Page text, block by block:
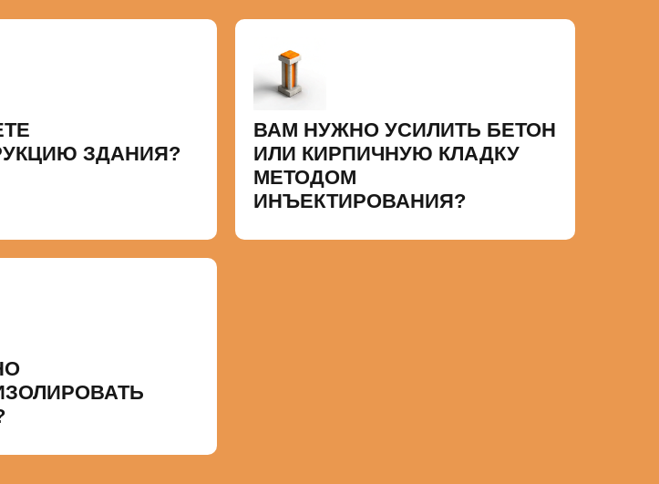
ЗДАНИЯ?
ВАМ НУЖНО УСИЛИТЬ БЕТОН
ИЛИ КИРПИЧНУЮ КЛАДКУ
МЕТОДОМ
ИНЪЕКТИРОВАНИЯ?